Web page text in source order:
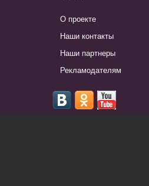
О проекте
Наши контакты
Наши партнеры
Рекламодателям